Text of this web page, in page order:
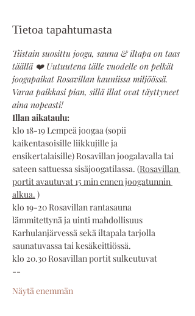
Tietoa tapahtumasta
Tiistain suosittu jooga, sauna & iltapa on taas
täällä ❤️ Uutuutena tälle vuodelle on pelkät
joogapaikat Rosavillan kauniissa miljöössä.
Varaa paikkasi pian, sillä illat ovat täyttyneet
aina nopeasti!
Illan aikataulu:
klo 18-19 Lempeä joogaa (sopii
kaikentasoisille liikkujille ja
ensikertalaisille) Rosavillan joogalavalla tai
sateen sattuessa sisäjoogatilassa. (Rosavillan
portit avautuvat 15 min ennen joogatunnin
alkua. )
klo 19-20 Rosavillan rantasauna
lämmitettynä ja uinti mahdollisuus
Karhulanjärvessä sekä iltapala tarjolla
saunatuvassa tai kesäkeittiössä.
klo 20.30 Rosavillan portit sulkeutuvat
--
Näytä enemmän